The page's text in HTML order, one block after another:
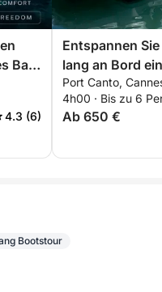
Bay
4.3 (6)
Entspannen
lang an Bord
Bootes rund
Spezieller
Port Canto,
4h00 · Bis zu 6
Ab 650 €
Bootstour